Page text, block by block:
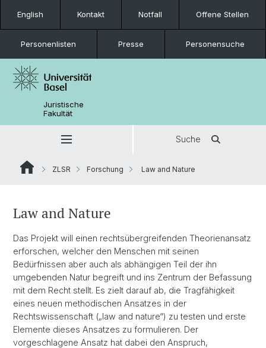
English Kontakt Notfall Offene Stellen
Personenlisten Presse Personensuche
Juristische
Fakultät
Suche
ZLSR Forschung Law and Nature
Law and Nature
Das Projekt will einen rechtsübergreifenden Theorienansatz
erforschen, welcher den Menschen mit seinen
Bedürfnissen aber auch als abhängigen Teil der ihn
umgebenden Natur begreift und ins Zentrum der Befassung
mit dem Recht stellt. Es zielt darauf ab, die Tragfähigkeit
eines neuen methodischen Ansatzes in der
Rechtswissenschaft („law and nature“) zu testen und erste
Elemente dieses Ansatzes zu formulieren. Der
vorgeschlagene Ansatz hat dabei den Anspruch,